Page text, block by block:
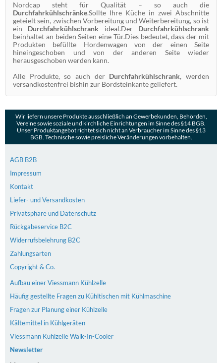
Nordcap steht für Qualität – so auch die
Durchfahrkühlschränke.Sollte Ihre Küche in zwei Abschnitte
geteielt sein, zwischen Vorbereitung und Weiterbereitung, so ist
ein Durchfahrkühlschrank ideal.Der Durchfahrkühlschrank
beinhaltet an beiden Seiten eine Tür.Dies bedeutet, dass der mit
Produkten befüllte Hordenwagen von der einen Seite
hineingeschoben und von der anderen Seite wieder
herausgeschoben werden kann.
Alle Produkte, so auch der Durchfahrkühlschrank, werden
versandkostenfrei bishin zur Bordsteinkante geliefert.
Wir liefern unsere Produkte ausschließlich an Gewerbekunden, Behörden,
Vereine sowie soziale und kirchliche Einrichtungen im Sinne des §14 BGB.
Unser Produktangebot richtet sich nicht an Verbraucher im Sinne des §13
BGB. Technische sowie preisliche Veränderungen vorbehalten.
AGB B2B
Impressum
Kontakt
Liefer- und Versandkosten
Privatsphäre und Datenschutz
Rückgabeservice B2C
Widerrufsbelehrung B2C
Zahlungsarten
Copyright & Co.
Aufbau einer Viessmann Kühlzelle
Häufig gestellte Fragen zu Kühltischen mit Kühlmaschine
Fragen zur Planung einer Kühlzelle
Kältemittel in Kühlgeräten
Viessmann Kühlzelle Walk-In-Cooler
Newsletter